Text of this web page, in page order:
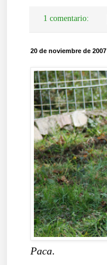
1 comentario:
20 de noviembre de 2007
Paca.